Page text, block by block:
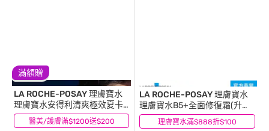
滿額贈
醫美/護膚滿$1200送$200
LA ROCHE-POSAY 理膚寶水
理膚寶水安得利清爽極效夏卡
防曬液50ml
(18) 理膚寶水滿$888折$100
LA ROCHE-POSAY 理膚寶水
理膚寶水B5+全面修復霜(升級
版)40ml 雙入組(18)